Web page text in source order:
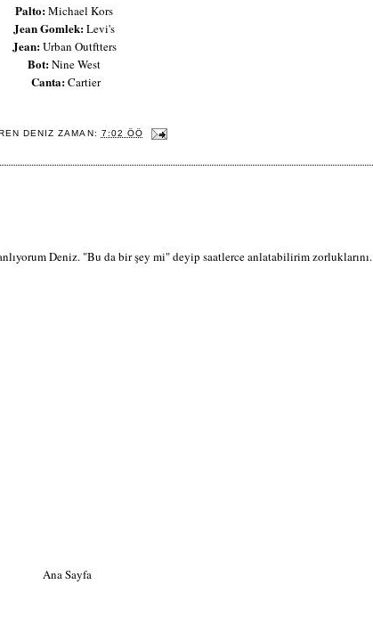
Palto:Michael Kors
Jean Gomlek:Levi's
Jean:Urban Outftters
Bot:Nine West
Canta:Cartier
DENIZ ZAMAN: 7:02 ÖÖ
Deniz. "Bu da bir şey mi" deyip saatlerce anlatabilirim zorluklarını.
Ana Sayfa